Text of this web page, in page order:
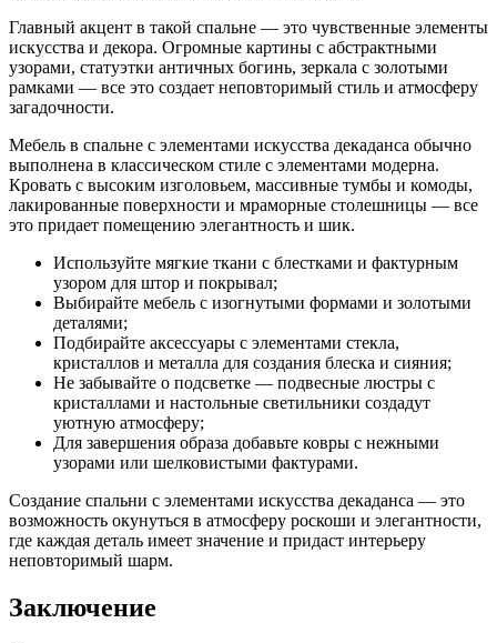
Главный акцент в такой спальне — это чувственные элементы
искусства и декора. Огромные картины с абстрактными
узорами, статуэтки античных богинь, зеркала с золотыми
рамками — все это создает неповторимый стиль и атмосферу
загадочности.
Мебель в спальне с элементами искусства декаданса обычно
выполнена в классическом стиле с элементами модерна.
Кровать с высоким изголовьем, массивные тумбы и комоды,
лакированные поверхности и мраморные столешницы — все
это придает помещению элегантность и шик.
Используйте мягкие ткани с блестками и фактурным
узором для штор и покрывал;
Выбирайте мебель с изогнутыми формами и золотыми
деталями;
Подбирайте аксессуары с элементами стекла,
кристаллов и металла для создания блеска и сияния;
Не забывайте о подсветке — подвесные люстры с
кристаллами и настольные светильники создадут
уютную атмосферу;
Для завершения образа добавьте ковры с нежными
узорами или шелковистыми фактурами.
Создание спальни с элементами искусства декаданса — это
возможность окунуться в атмосферу роскоши и элегантности,
где каждая деталь имеет значение и придаст интерьеру
неповторимый шарм.
Заключение